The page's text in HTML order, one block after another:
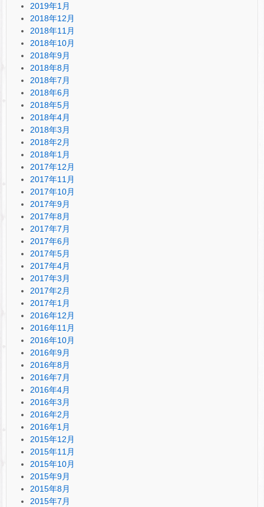
2019年1月
2018年12月
2018年11月
2018年10月
2018年9月
2018年8月
2018年7月
2018年6月
2018年5月
2018年4月
2018年3月
2018年2月
2018年1月
2017年12月
2017年11月
2017年10月
2017年9月
2017年8月
2017年7月
2017年6月
2017年5月
2017年4月
2017年3月
2017年2月
2017年1月
2016年12月
2016年11月
2016年10月
2016年9月
2016年8月
2016年7月
2016年4月
2016年3月
2016年2月
2016年1月
2015年12月
2015年11月
2015年10月
2015年9月
2015年8月
2015年7月